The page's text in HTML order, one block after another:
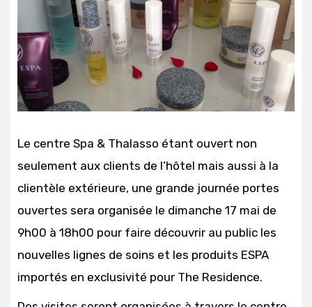
Le centre Spa & Thalasso étant ouvert non
seulement aux clients de l’hôtel mais aussi à la
clientèle extérieure, une grande journée portes
ouvertes sera organisée le dimanche 17 mai de
9h00 à 18h00 pour faire découvrir au public les
nouvelles lignes de soins et les produits ESPA
importés en exclusivité pour The Residence.